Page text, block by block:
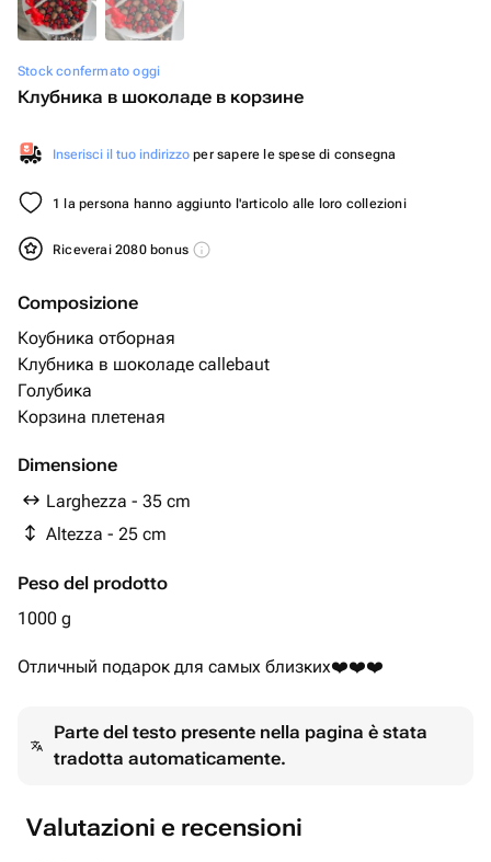
Stock confermato oggi
Клубника в шоколаде в корзине
Inserisci il tuo indirizzo per sapere le spese di consegna
1 la persona hanno aggiunto l'articolo alle loro collezioni
Riceverai 2080 bonus
Composizione
Коубника отборная
Клубника в шоколаде callebaut
Голубика
Корзина плетеная
Dimensione
Larghezza - 35 cm
Altezza - 25 cm
Peso del prodotto
1000 g
Отличный подарок для самых близких❤️❤️❤️
Parte del testo presente nella pagina è stata
tradotta automaticamente.
Valutazioni e recensioni